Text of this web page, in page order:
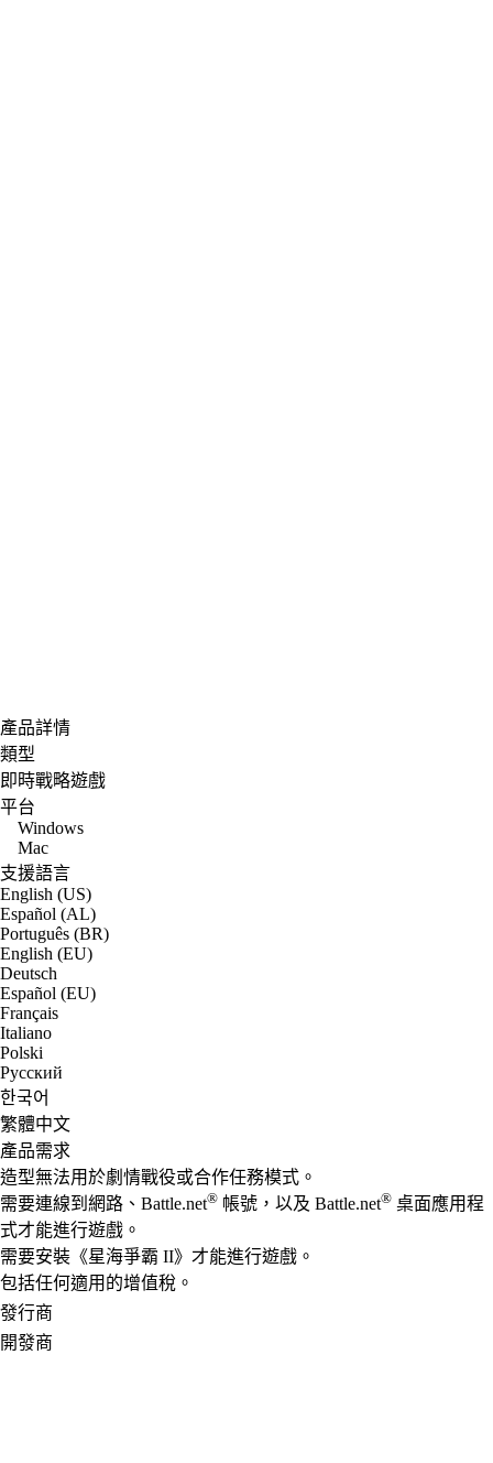
產品詳情
類型
即時戰略遊戲
平台
Windows
Mac
支援語言
English (US)
Español (AL)
Português (BR)
English (EU)
Deutsch
Español (EU)
Français
Italiano
Polski
Русский
한국어
繁體中文
產品需求
造型無法用於劇情戰役或合作任務模式。
需要連線到網路、Battle.net® 帳號，以及 Battle.net® 桌面應用程
式才能進行遊戲。
需要安裝《星海爭霸 II》才能進行遊戲。
包括任何適用的增值稅。
發行商
開發商